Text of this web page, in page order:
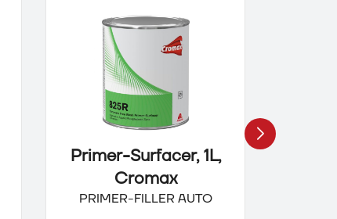
Primer-Surfacer, 1L,
Cromax
PRIMER-FILLER AUTO